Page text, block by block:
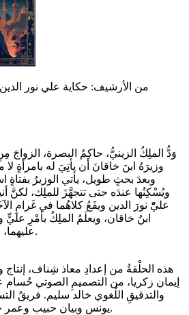
من الأرشيف: حكاية علي نور
وَدُّ الملِكُ الزينيُّ، حاكِمُ البصرة، الزواجَ
وزيرَهُ ابنَ خاقانَ أن يأتِيَ له بامرأةٍ
وبعدَ بحثٍ طويل، يأتي الوزيرُ بفتاةٍ
ويُسْكِنُها عندَه حتى تتجهَّزَ للملِك، لكنَّ
عليّْ نورَ الدين ويقَعُ كلاهُما في غَرامِ
ابنُ خاقان، ويعلَمُ الملِكُ بأمْرِ
عليهما، فيهربانِ مِن البصرة.
هذه الحلْقةُ من إعدادِ معاذ شِناف، إنتاج
إيمان زكريا، من التصميمِ الصوتي حُسام
والتدقيقِ اللُغوي خالد سليم. فريقُ
يونس وبيان حبيب وعمر خطاب ومحمد ياسر.